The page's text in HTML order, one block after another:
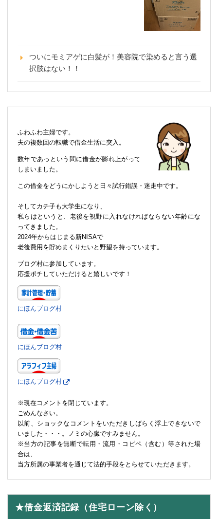
ついにモミアゲに白髪が！美容院で染めると言う選
択肢はない！！
ふわふわ主婦です。
夫の複数回の転職で借金生活に突入。
数年であっという間に借金が膨れ上がって
しまいました。
この借金をどうにかしようと日々試行錯誤・迷走中です。
そしてカチ子も大学生になり、
私らはというと、老後を視野に入れなければならない年齢にな
ってきました。
2024年からはじまる新NISAで
老後費用を貯めまくりたいと野望を持っています。
ブログ村に参加しています。
応援ポチしていただけると嬉しいです！
にほんブログ村
にほんブログ村
にほんブログ村
※現在コメントを閉じています。
ごめんなさい。
以前、ショックなコメントをいただきしばらく浮上できないで
いました・・・。ノミの心臓ですみません。
※当方の記事を無断で転用・流用・コピペ（含む）等された場
合は、
当方所属の事業者を通じて法的手段をとらせていただきます。
★借金返済記録（住宅ローン除く）